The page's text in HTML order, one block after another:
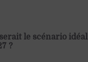
le scénario
?